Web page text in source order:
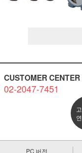
CUSTOMER CENTER
02-2047-7451
PC 버전